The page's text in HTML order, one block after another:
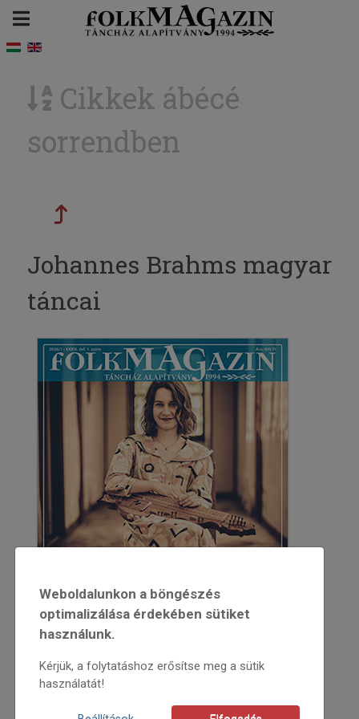
Cikkek ábécé
sorrendben
Johannes Brahms magyar
táncai
Weboldalunkon a böngészés
optimalizálása érdekében sütiket
használunk.
Kérjük, a folytatáshoz erősítse meg a sütik
használatát!